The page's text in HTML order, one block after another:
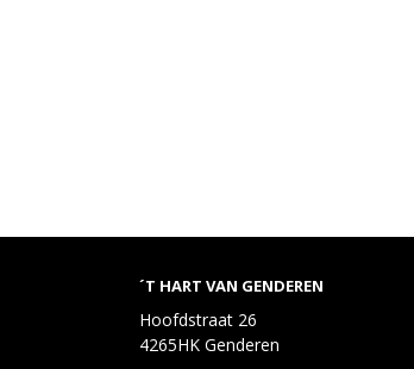
´T HART VAN GENDEREN
Hoofdstraat 26
4265HK Genderen